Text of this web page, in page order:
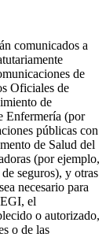
comunicados a
de
Oficiales de
de
Enfermería (por
públicas con
de Salud del
(por ejemplo,
seguros), y otras
necesario para
el
o autorizado,
o de las